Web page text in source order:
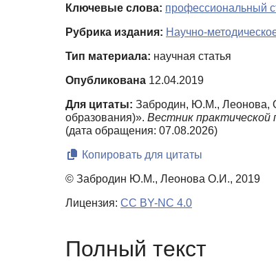
Ключевые слова: профессиональный
Рубрика издания: Научно-
Тип материала: научная статья
Опубликована 12.04.2019
Для цитаты: Забродин, Ю.М., Леонова,
образования)». Вестник практической
(дата обращения: 07.08.2026)
Копировать для цитаты
© Забродин Ю.М., Леонова О.И., 2019
Лицензия: CC BY-NC 4.0
Полный текст